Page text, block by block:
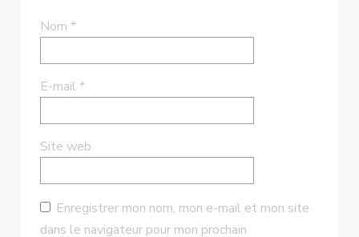
Nom *
E-mail *
Site web
Enregistrer mon nom, mon e-mail et mon site
dans le navigateur pour mon prochain